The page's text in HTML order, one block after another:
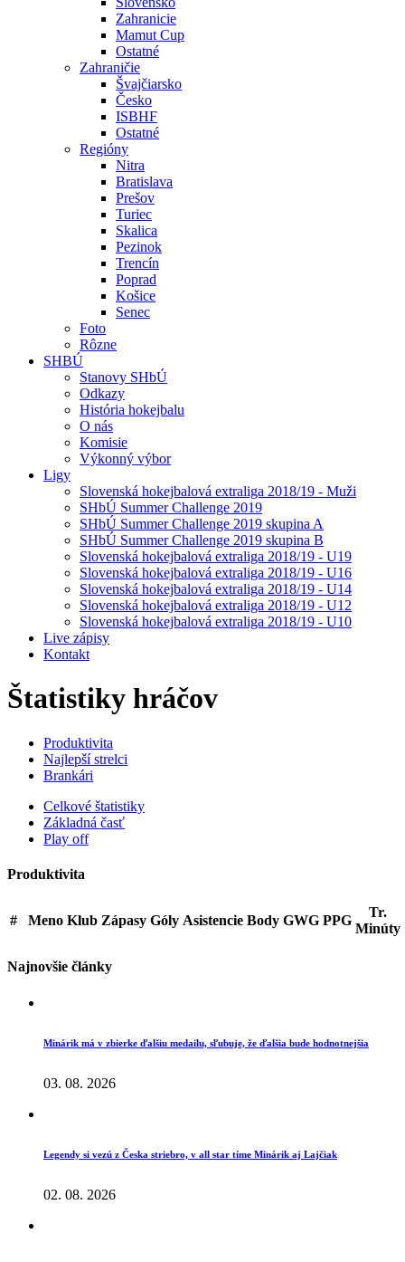
Zahranicie
Mamut Cup
Ostatné
Zahraničie
Švajčiarsko
Česko
ISBHF
Ostatné
Regióny
Nitra
Bratislava
Prešov
Turiec
Skalica
Pezinok
Trencín
Poprad
Košice
Senec
Foto
Rôzne
SHBÚ
Stanovy SHbÚ
Odkazy
História hokejbalu
O nás
Komisie
Výkonný výbor
Ligy
Slovenská hokejbalová extraliga 2018/19 - Muži
SHbÚ Summer Challenge 2019
SHbÚ Summer Challenge 2019 skupina A
SHbÚ Summer Challenge 2019 skupina B
Slovenská hokejbalová extraliga 2018/19 - U19
Slovenská hokejbalová extraliga 2018/19 - U16
Slovenská hokejbalová extraliga 2018/19 - U14
Slovenská hokejbalová extraliga 2018/19 - U12
Slovenská hokejbalová extraliga 2018/19 - U10
Live zápisy
Kontakt
Štatistiky hráčov
Produktivita
Najlepší strelci
Brankári
Celkové štatistiky
Základná časť
Play off
Produktivita
# Meno Klub Zápasy Góly Asistencie Body GWG PPG
Tr.
Minúty
Najnovšie články
Minárik má v zbierke ďalšiu medailu, sľubuje, že ďalšia bude hodnotnejšia
03. 08. 2026
Legendy si vezú z Česka striebro, v all star tíme Minárik aj Lajčiak
02. 08. 2026